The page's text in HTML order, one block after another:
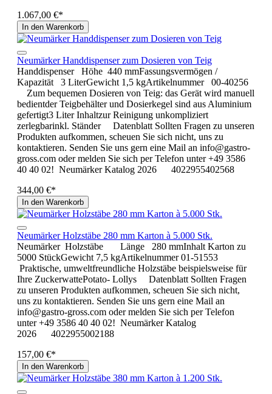
1.067,00 €*
In den Warenkorb
Neumärker Handdispenser zum Dosieren von Teig
Handdispenser Höhe 440 mmFassungsvermögen /
Kapazität 3 LiterGewicht 1,5 kgArtikelnummer 00-40256
Zum bequemen Dosieren von Teig: das Gerät wird manuell
bedientder Teigbehälter und Dosierkegel sind aus Aluminium
gefertigt3 Liter Inhaltzur Reinigung unkompliziert
zerlegbarinkl. Ständer Datenblatt Sollten Fragen zu unseren
Produkten aufkommen, scheuen Sie sich nicht, uns zu
kontaktieren. Senden Sie uns gern eine Mail an info@gastro-
gross.com oder melden Sie sich per Telefon unter +49 3586
40 40 02! Neumärker Katalog 2026 4022955402568
344,00 €*
In den Warenkorb
Neumärker Holzstäbe 280 mm Karton à 5.000 Stk.
Neumärker Holzstäbe Länge 280 mmInhalt Karton zu
5000 StückGewicht 7,5 kgArtikelnummer 01-51553
Praktische, umweltfreundliche Holzstäbe beispielsweise für
Ihre ZuckerwattePotato- Lollys Datenblatt Sollten Fragen
zu unseren Produkten aufkommen, scheuen Sie sich nicht,
uns zu kontaktieren. Senden Sie uns gern eine Mail an
info@gastro-gross.com oder melden Sie sich per Telefon
unter +49 3586 40 40 02! Neumärker Katalog
2026 4022955002188
157,00 €*
In den Warenkorb